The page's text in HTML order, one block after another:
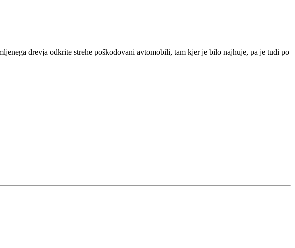
drevja odkrite strehe poškodovani avtomobili, tam kjer je bilo najhuje, pa je tudi po